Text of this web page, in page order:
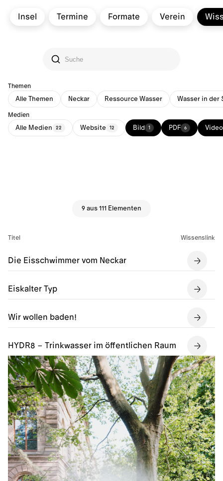
Insel Termine Formate Verein
Themen
Alle Themen Neckar Ressource Wasser Wasser in der
Medien
Alle Medien 22 Website 12 Bild 1 PDF 6 Video
9 aus 111 Elementen
Titel Wissenslink
Die Eisschwimmer vom Neckar
Eiskalter Typ
Wir wollen baden!
HYDR8 – Trinkwasser im öffentlichen Raum